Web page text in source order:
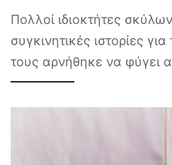
Πολλοί ιδιοκτήτες
συγκινητικές ιστορίες
τους αρνήθηκε να φύγει